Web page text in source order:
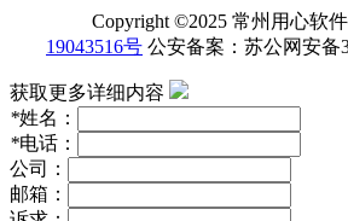
Copyright ©2025 常州用心软件
19043516号 公安备案：苏公网安备
获取更多详细内容
*姓名：
*电话：
公司：
邮箱：